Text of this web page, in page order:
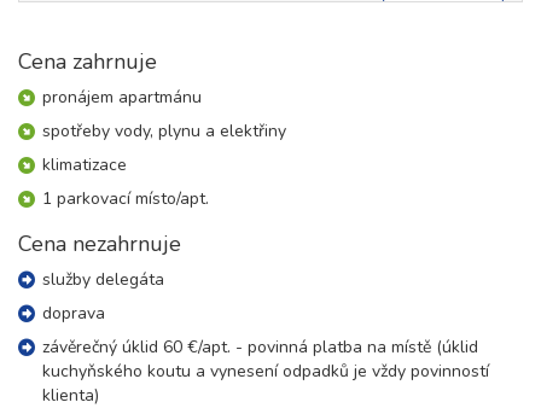
Cena zahrnuje
pronájem apartmánu
spotřeby vody, plynu a elektřiny
klimatizace
1 parkovací místo/apt.
Cena nezahrnuje
služby delegáta
doprava
závěrečný úklid 60 €/apt. - povinná platba na místě (úklid
kuchyňského koutu a vynesení odpadků je vždy povinností
klienta)